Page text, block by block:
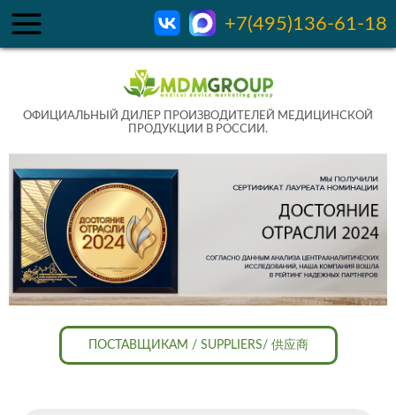
+7(495)136-61-18
ОФИЦИАЛЬНЫЙ ДИЛЕР ПРОИЗВОДИТЕЛЕЙ МЕДИЦИНСКОЙ
ПРОДУКЦИИ В РОССИИ.
ПОСТАВЩИКАМ / SUPPLIERS/ 供应商